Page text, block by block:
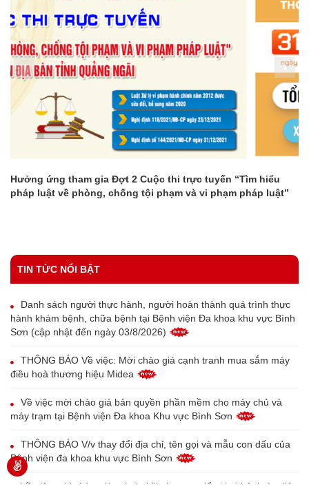
Hưởng ứng tham gia Đợt 2 Cuộc thi trực tuyến “Tìm hiểu
pháp luật về phòng, chống tội phạm và vi phạm pháp luật”
TIN TỨC NỔI BẬT
Danh sách người thực hành, người hoàn thành quá trình thực
hành khám bệnh, chữa bệnh tại Bệnh viện Đa khoa khu vực Bình
Sơn (cập nhật đến ngày 03/8/2026)
THÔNG BÁO Về việc: Mời chào giá cạnh tranh mua sắm máy
điều hoà thương hiệu Midea
Về việc mời chào giá bản quyền phần mềm cho máy chủ và
máy trạm tại Bệnh viện Đa khoa Khu vực Bình Sơn
THÔNG BÁO V/v thay đổi địa chỉ, tên gọi và mẫu con dấu của
Bệnh viện đa khoa khu vực Bình Sơn
Về việc mời chào giá máy in bill phục vụ triển khai bệnh án điện